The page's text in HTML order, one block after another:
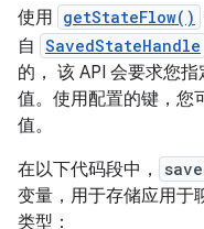
使用 getStateFlow()
自 SavedStateHandle
的， 该 API 会要求您
值。使用配置的键，您
值。
在以下代码段中，
变量，用于存储应用于
类型：